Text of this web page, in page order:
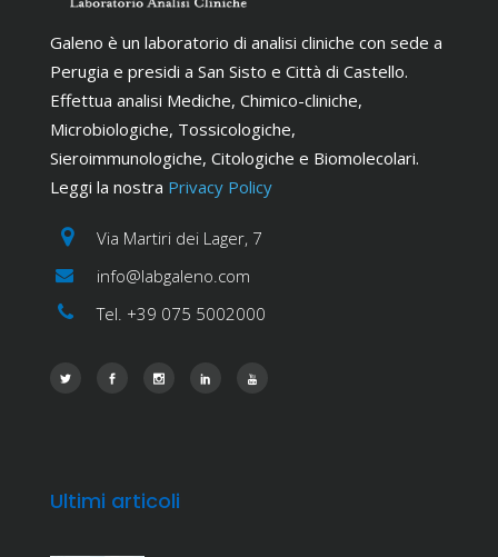
Galeno è un laboratorio di analisi cliniche con sede a
Perugia e presidi a San Sisto e Città di Castello.
Effettua analisi Mediche, Chimico-cliniche,
Microbiologiche, Tossicologiche,
Sieroimmunologiche, Citologiche e Biomolecolari.
Leggi la nostra Privacy Policy
Via Martiri dei Lager, 7
info@labgaleno.com
Tel. +39 075 5002000
Ultimi articoli